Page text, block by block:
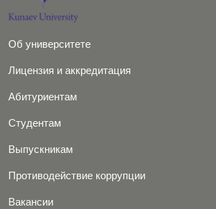
Об университете
Лицензия и аккредитация
Абитуриентам
Студентам
Выпускникам
Противодействие коррупции
Вакансии